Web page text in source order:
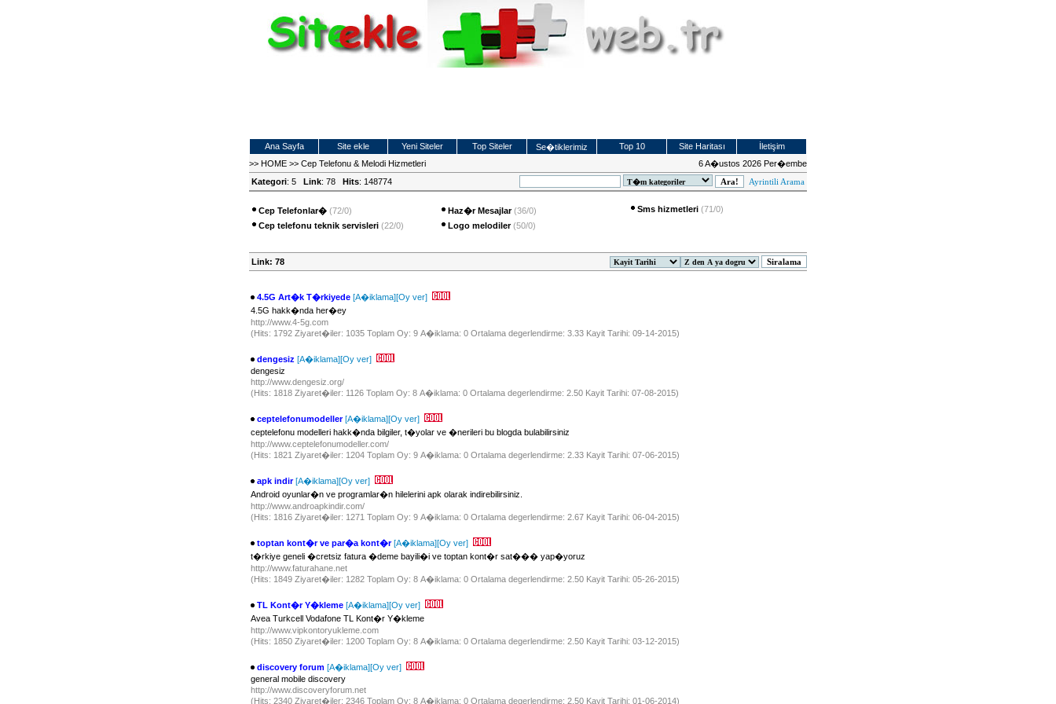
Ana Sayfa Site ekle Yeni Siteler Top Siteler Se�tiklerimiz Top 10 Site Haritası
İletişim
>> HOME >> Cep Telefonu & Melodi Hizmetleri
6 A�ustos 2026 Per�embe
Kategori: 5 Link: 78 Hits: 148774 Ayrintili Arama
Cep Telefonlar� (72/0)
Cep telefonu teknik servisleri (22/0)
Haz�r Mesajlar(36/0)
Logo melodiler (50/0)
Sms hizmetleri (71/0)
Link: 78
4.5G Art�k T�rkiyede [A�iklama][Oy ver]
4.5G hakk�nda her�ey
http://www.4-5g.com
(Hits: 1792 Ziyaret�iler: 1035 Toplam Oy: 9 A�iklama: 0 Ortalama degerlendirme: 3.33 Kayit Tarihi: 09-14-2015)
dengesiz [A�iklama][Oy ver]
dengesiz
http://www.dengesiz.org/
(Hits: 1818 Ziyaret�iler: 1126 Toplam Oy: 8 A�iklama: 0 Ortalama degerlendirme: 2.50 Kayit Tarihi: 07-08-2015)
ceptelefonumodeller [A�iklama][Oy ver]
ceptelefonu modelleri hakk�nda bilgiler, t�yolar ve �nerileri bu blogda bulabilirsiniz
http://www.ceptelefonumodeller.com/
(Hits: 1821 Ziyaret�iler: 1204 Toplam Oy: 9 A�iklama: 0 Ortalama degerlendirme: 2.33 Kayit Tarihi: 07-06-2015)
apk indir [A�iklama][Oy ver]
Android oyunlar�n ve programlar�n hilelerini apk olarak indirebilirsiniz.
http://www.androapkindir.com/
(Hits: 1816 Ziyaret�iler: 1271 Toplam Oy: 9 A�iklama: 0 Ortalama degerlendirme: 2.67 Kayit Tarihi: 06-04-2015)
toptan kont�r ve par�a kont�r [A�iklama][Oy ver]
t�rkiye geneli �cretsiz fatura �deme bayili�i ve toptan kont�r sat��� yap�yoruz
http://www.faturahane.net
(Hits: 1849 Ziyaret�iler: 1282 Toplam Oy: 8 A�iklama: 0 Ortalama degerlendirme: 2.50 Kayit Tarihi: 05-26-2015)
TL Kont�r Y�kleme [A�iklama][Oy ver]
Avea Turkcell Vodafone TL Kont�r Y�kleme
http://www.vipkontoryukleme.com
(Hits: 1850 Ziyaret�iler: 1200 Toplam Oy: 8 A�iklama: 0 Ortalama degerlendirme: 2.50 Kayit Tarihi: 03-12-2015)
discovery forum [A�iklama][Oy ver]
general mobile discovery
http://www.discoveryforum.net
(Hits: 2340 Ziyaret�iler: 2346 Toplam Oy: 8 A�iklama: 0 Ortalama degerlendirme: 2.50 Kayit Tarihi: 01-06-2014)